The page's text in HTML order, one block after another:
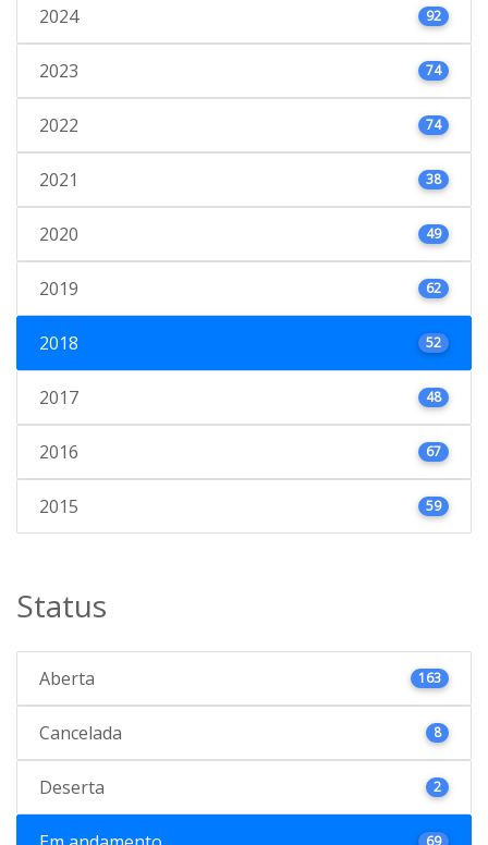
2024 92
2023 74
2022 74
2021 38
2020 49
2019 62
2018 52
2017 48
2016 67
2015 59
Status
Aberta 163
Cancelada 8
Deserta 2
69